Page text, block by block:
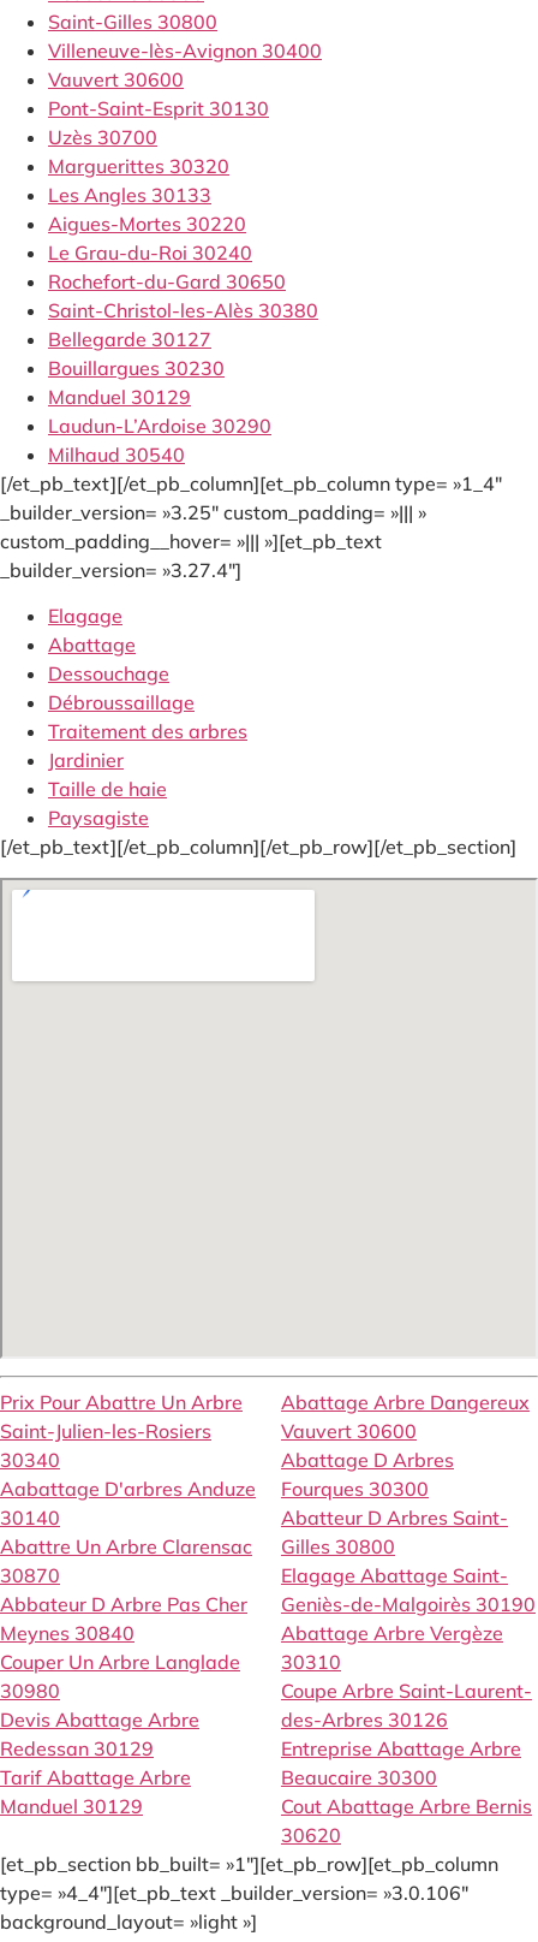
Saint-Gilles 30800
Villeneuve-lès-Avignon 30400
Vauvert 30600
Pont-Saint-Esprit 30130
Uzès 30700
Marguerittes 30320
Les Angles 30133
Aigues-Mortes 30220
Le Grau-du-Roi 30240
Rochefort-du-Gard 30650
Saint-Christol-les-Alès 30380
Bellegarde 30127
Bouillargues 30230
Manduel 30129
Laudun-L’Ardoise 30290
Milhaud 30540
[/et_pb_text][/et_pb_column][et_pb_column type= »1_4″
_builder_version= »3.25″ custom_padding= »||| »
custom_padding__hover= »||| »][et_pb_text
_builder_version= »3.27.4″]
Elagage
Abattage
Dessouchage
Débroussaillage
Traitement des arbres
Jardinier
Taille de haie
Paysagiste
[/et_pb_text][/et_pb_column][/et_pb_row][/et_pb_section]
Prix Pour Abattre Un Arbre
Saint-Julien-les-Rosiers
30340
Aabattage D'arbres Anduze
30140
Abattre Un Arbre Clarensac
30870
Abbateur D Arbre Pas Cher
Meynes 30840
Couper Un Arbre Langlade
30980
Devis Abattage Arbre
Redessan 30129
Tarif Abattage Arbre
Manduel 30129
Abattage Arbre Dangereux
Vauvert 30600
Abattage D Arbres
Fourques 30300
Abatteur D Arbres Saint-
Gilles 30800
Elagage Abattage Saint-
Geniès-de-Malgoirès 30190
Abattage Arbre Vergèze
30310
Coupe Arbre Saint-Laurent-
des-Arbres 30126
Entreprise Abattage Arbre
Beaucaire 30300
Cout Abattage Arbre Bernis
30620
[et_pb_section bb_built= »1″][et_pb_row][et_pb_column
type= »4_4″][et_pb_text _builder_version= »3.0.106″
background_layout= »light »]